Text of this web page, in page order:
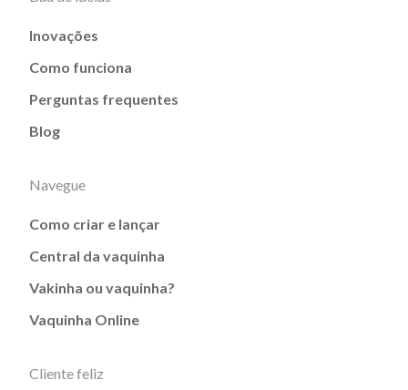
Inovações
Como funciona
Perguntas frequentes
Blog
Navegue
Como criar e lançar
Central da vaquinha
Vakinha ou vaquinha?
Vaquinha Online
Cliente feliz